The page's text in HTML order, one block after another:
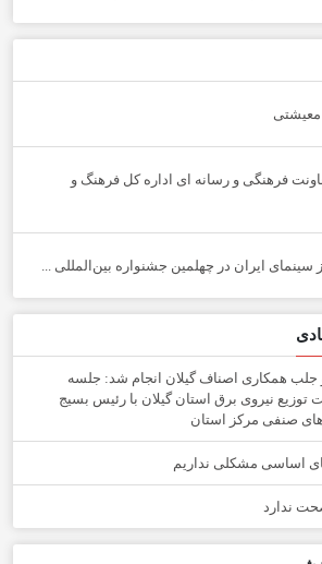
معیشتی
فرهنگی و رسانه ای اداره کل فرهنگ و
سینمای ایران در چهلمین جشنواره بین‌المللی ...
همکاری اصناف گیلان انجام شد: جلسه
نیروی برق استان گیلان با رئیس بسیج
صنفی مركز استان
اساسی مشکلی نداریم
ندارد